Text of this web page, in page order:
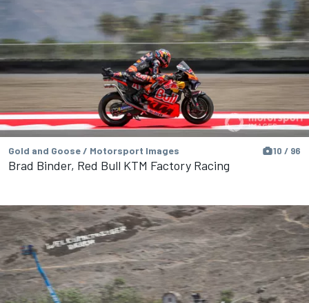
Gold and Goose / Motorsport Images 10 / 96
Brad Binder, Red Bull KTM Factory Racing